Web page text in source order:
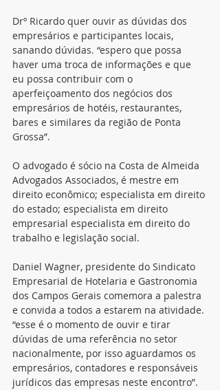
Drº Ricardo quer ouvir as dúvidas dos
empresários e participantes locais,
sanando dúvidas. “espero que possa
haver uma troca de informações e que
eu possa contribuir com o
aperfeiçoamento dos negócios dos
empresários de hotéis, restaurantes,
bares e similares da região de Ponta
Grossa”.
O advogado é sócio na Costa de Almeida
Advogados Associados, é mestre em
direito econômico; especialista em direito
do estado; especialista em direito
empresarial especialista em direito do
trabalho e legislação social.
Daniel Wagner, presidente do Sindicato
Empresarial de Hotelaria e Gastronomia
dos Campos Gerais comemora a palestra
e convida a todos a estarem na atividade.
“esse é o momento de ouvir e tirar
dúvidas de uma referência no setor
nacionalmente, por isso aguardamos os
empresários, contadores e responsáveis
jurídicos das empresas neste encontro”.